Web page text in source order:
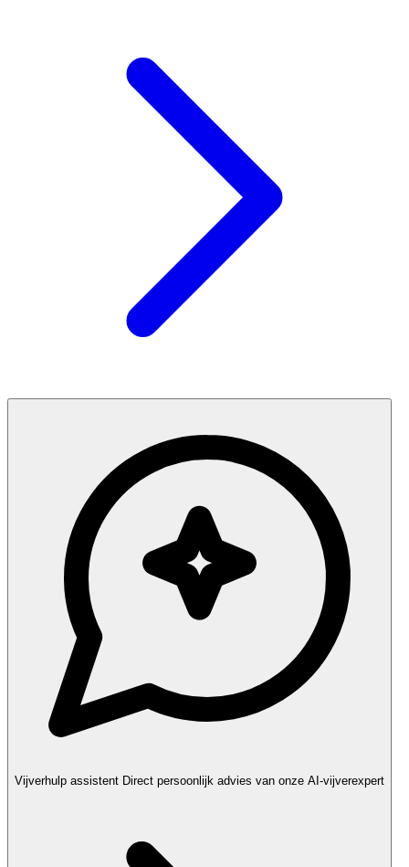
Vijverhulp assistent Direct persoonlijk advies van onze AI-vijverexpert